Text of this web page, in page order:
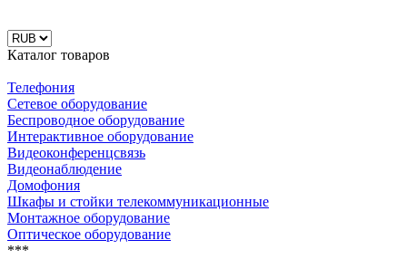
Каталог товаров
Телефония
Сетевое оборудование
Беспроводное оборудование
Интерактивное оборудование
Видеоконференцсвязь
Видеонаблюдение
Домофония
Шкафы и стойки телекоммуникационные
Монтажное оборудование
Оптическое оборудование
***